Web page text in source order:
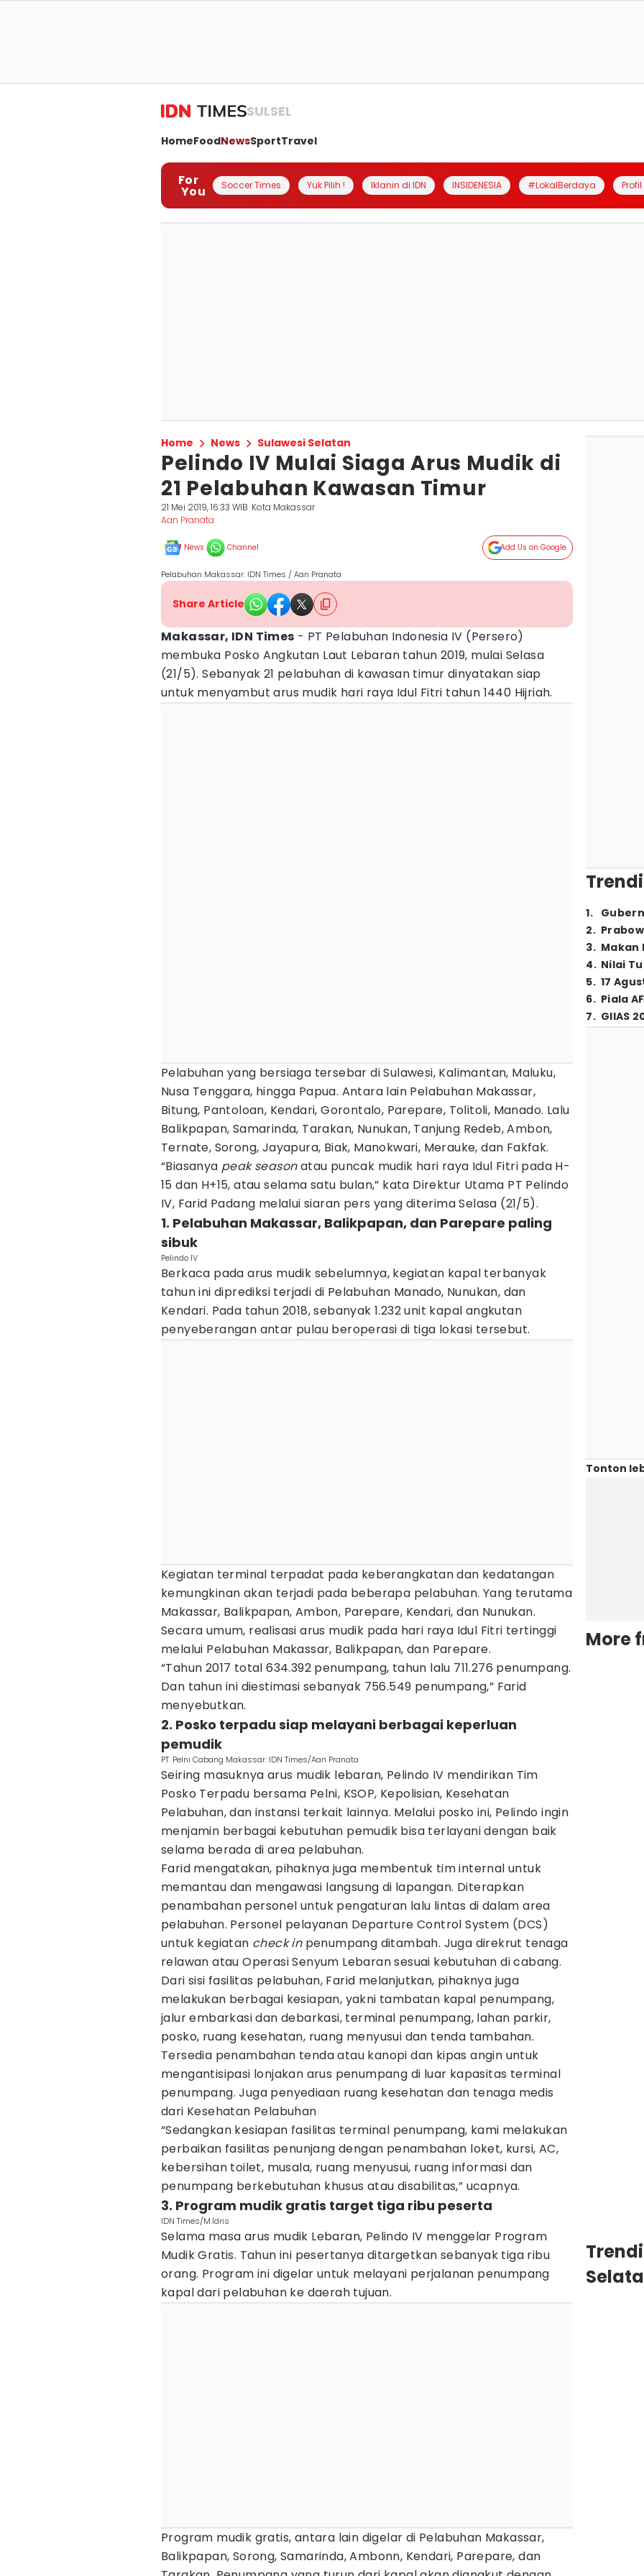
SULSEL
HomeFoodNewsSportTravel
For
You Soccer Times Yuk Pilih ! Iklanin di IDN INSIDENESIA #LokalBerdaya
Home News Sulawesi Selatan
Pelindo IV Mulai Siaga Arus Mudik di
21 Pelabuhan Kawasan Timur
21 Mei 2019, 16:33 WIB Kota Makassar
Aan Pranata
News Channel Add Us on Google
Pelabuhan Makassar. IDN Times / Aan Pranata
Share Article
Makassar, IDN Times - PT Pelabuhan Indonesia IV (Persero)
membuka Posko Angkutan Laut Lebaran tahun 2019, mulai Selasa
(21/5). Sebanyak 21 pelabuhan di kawasan timur dinyatakan siap
untuk menyambut arus mudik hari raya Idul Fitri tahun 1440 Hijriah.
Pelabuhan yang bersiaga tersebar di Sulawesi, Kalimantan, Maluku,
Nusa Tenggara, hingga Papua. Antara lain Pelabuhan Makassar,
Bitung, Pantoloan, Kendari, Gorontalo, Parepare, Tolitoli, Manado. Lalu
Balikpapan, Samarinda, Tarakan, Nunukan, Tanjung Redeb, Ambon,
Ternate, Sorong, Jayapura, Biak, Manokwari, Merauke, dan Fakfak.
“Biasanya peak seasonatau puncak mudik hari raya Idul Fitri pada H-
15 dan H+15, atau selama satu bulan,” kata Direktur Utama PT Pelindo
IV, Farid Padang melalui siaran pers yang diterima Selasa (21/5).
1. Pelabuhan Makassar, Balikpapan, dan Parepare paling
sibuk
Pelindo IV
Berkaca pada arus mudik sebelumnya, kegiatan kapal terbanyak
tahun ini diprediksi terjadi di Pelabuhan Manado, Nunukan, dan
Kendari. Pada tahun 2018, sebanyak 1.232 unit kapal angkutan
penyeberangan antar pulau beroperasi di tiga lokasi tersebut.
Kegiatan terminal terpadat pada keberangkatan dan kedatangan
kemungkinan akan terjadi pada beberapa pelabuhan. Yang terutama
Makassar, Balikpapan, Ambon, Parepare, Kendari, dan Nunukan.
Secara umum, realisasi arus mudik pada hari raya Idul Fitri tertinggi
melalui Pelabuhan Makassar, Balikpapan, dan Parepare.
“Tahun 2017 total 634.392 penumpang, tahun lalu 711.276 penumpang.
Dan tahun ini diestimasi sebanyak 756.549 penumpang,” Farid
menyebutkan.
2. Posko terpadu siap melayani berbagai keperluan
pemudik
PT. Pelni Cabang Makassar. IDN Times/Aan Pranata
Seiring masuknya arus mudik lebaran, Pelindo IV mendirikan Tim
Posko Terpadu bersama Pelni, KSOP, Kepolisian, Kesehatan
Pelabuhan, dan instansi terkait lainnya. Melalui posko ini, Pelindo ingin
menjamin berbagai kebutuhan pemudik bisa terlayani dengan baik
selama berada di area pelabuhan.
Farid mengatakan, pihaknya juga membentuk tim internal untuk
memantau dan mengawasi langsung di lapangan. Diterapkan
penambahan personel untuk pengaturan lalu lintas di dalam area
pelabuhan. Personel pelayanan Departure Control System (DCS)
untuk kegiatan check in penumpang ditambah. Juga direkrut tenaga
relawan atau Operasi Senyum Lebaran sesuai kebutuhan di cabang.
Dari sisi fasilitas pelabuhan, Farid melanjutkan, pihaknya juga
melakukan berbagai kesiapan, yakni tambatan kapal penumpang,
jalur embarkasi dan debarkasi, terminal penumpang, lahan parkir,
posko, ruang kesehatan, ruang menyusui dan tenda tambahan.
Tersedia penambahan tenda atau kanopi dan kipas angin untuk
mengantisipasi lonjakan arus penumpang di luar kapasitas terminal
penumpang. Juga penyediaan ruang kesehatan dan tenaga medis
dari Kesehatan Pelabuhan
“Sedangkan kesiapan fasilitas terminal penumpang, kami melakukan
perbaikan fasilitas penunjang dengan penambahan loket, kursi, AC,
kebersihan toilet, musala, ruang menyusui, ruang informasi dan
penumpang berkebutuhan khusus atau disabilitas,” ucapnya.
3. Program mudik gratis target tiga ribu peserta
IDN Times/M.Idris
Selama masa arus mudik Lebaran, Pelindo IV menggelar Program
Mudik Gratis. Tahun ini pesertanya ditargetkan sebanyak tiga ribu
orang. Program ini digelar untuk melayani perjalanan penumpang
kapal dari pelabuhan ke daerah tujuan.
Program mudik gratis, antara lain digelar di Pelabuhan Makassar,
Balikpapan, Sorong, Samarinda, Ambonn, Kendari, Parepare, dan
1.
2.
3. Makan
4. Nilai
5. 17
6. Piala
7. GIIAS
Tonton
More